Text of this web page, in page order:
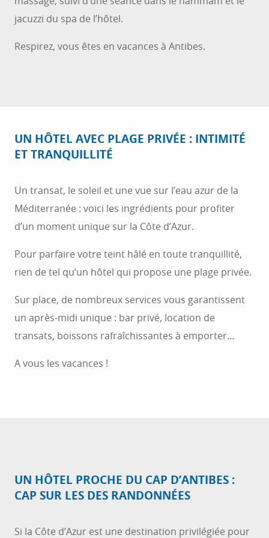
jacuzzi du spa de l’hôtel.
Respirez, vous êtes en vacances à Antibes.
UN HÔTEL AVEC PLAGE PRIVÉE : INTIMITÉ
ET TRANQUILLITÉ
Un transat, le soleil et une vue sur l’eau azur de la
Méditerranée : voici les ingrédients pour profiter
d’un moment unique sur la Côte d’Azur.
Pour parfaire votre teint hâlé en toute tranquillité,
rien de tel qu’un hôtel qui propose une plage privée.
Sur place, de nombreux services vous garantissent
un après-midi unique : bar privé, location de
transats, boissons rafraîchissantes à emporter…
A vous les vacances !
UN HÔTEL PROCHE DU CAP D’ANTIBES :
CAP SUR LES DES RANDONNÉES
Si la Côte d’Azur est une destination privilégiée pour